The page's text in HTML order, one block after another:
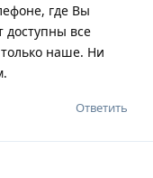
где Вы
доступны все
наше. Ни
Ответить